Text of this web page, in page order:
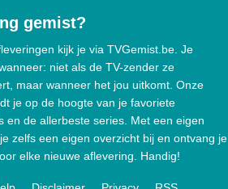
gemist?
kijk je via TVGemist.be. Je
niet als de TV-zender ze
maar wanneer het jou uitkomt. Onze
je op de hoogte van je favoriete
en de allerbeste series. Met een eigen
zelfs een eigen overzicht bij en ontvang je
elke nieuwe aflevering. Handig!